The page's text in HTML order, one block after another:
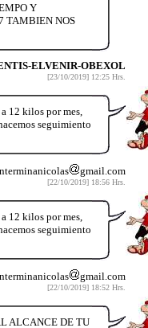
Y
TAMBIEN NOS
ELVENIR-OBEXOL
[23/10/2019] 12:25 Hrs.
12 kilos por mes,
seguimiento
gmail.com
[22/10/2019] 18:56 Hrs.
12 kilos por mes,
seguimiento
gmail.com
[22/10/2019] 18:52 Hrs.
ALCANCE DE TU